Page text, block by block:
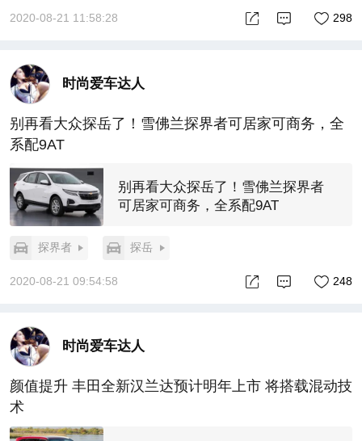
2020-08-21 11:58:28 298
时尚爱车达人
别再看大众探岳了！雪佛兰探界者可居家可商务，全
系配9AT
别再看大众探岳了！雪佛兰探界者
可居家可商务，全系配9AT
探界者 探岳
2020-08-21 09:54:58 248
时尚爱车达人
颜值提升 丰田全新汉兰达预计明年上市 将搭载混动技
术